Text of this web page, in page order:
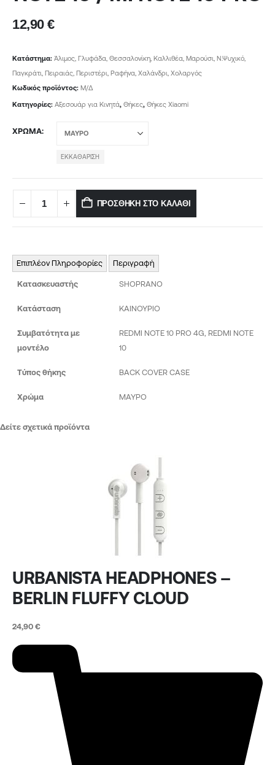
12,90€
Κατάστημα: Άλιμος, Γλυφάδα, Θεσσαλονίκη, Καλλιθέα, Μαρούσι, Ν.Ψυχικό,
Παγκράτι, Πειραιάς, Περιστέρι, Ραφήνα, Χαλάνδρι, Χολαργός
Κωδικός προϊόντος: Μ/Δ
Κατηγορίες: Αξεσουάρ για Κινητά, Θήκες, Θήκες Χiaomi
ΧΡΏΜΑ
ΕΚΚΑΘΆΡΙΣΗ
ΠΡΟΣΘΉΚΗ ΣΤΟ ΚΑΛΆΘΙ
Επιπλέον Πληροφορίες Περιγραφή
Κατασκευαστής SHOPRANO
Κατάσταση ΚΑΙΝΟΥΡΙΟ
Συμβατότητα με
μοντέλο
REDMI NOTE 10 PRO 4G, REDMI NOTE
10
Τύπος θήκης BACK COVER CASE
Χρώμα ΜΑΥΡΟ
Δείτε σχετικά προϊόντα
URBANISTA HEADPHONES –
BERLIN FLUFFY CLOUD
24,90 €